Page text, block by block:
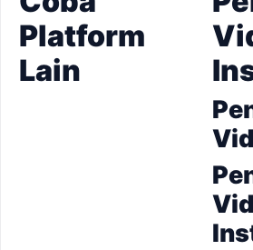
Platform
Lain